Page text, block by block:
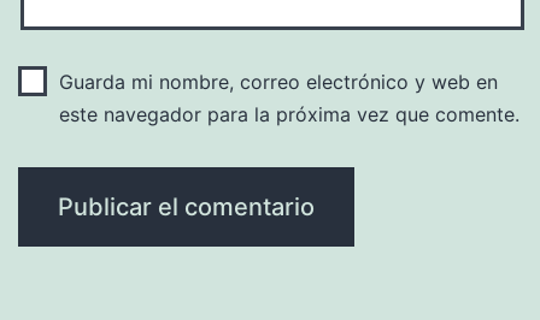
Guarda mi nombre, correo electrónico y web en
este navegador para la próxima vez que comente.